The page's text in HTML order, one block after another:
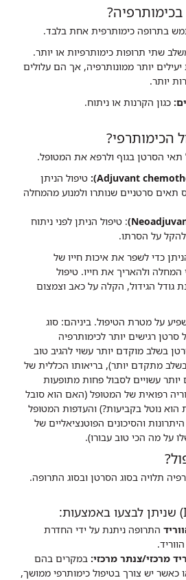
בתרופה כימותרפית אחת בלבד.
שתי תרופות כימותרפיות או יותר.
יעילים יותר ממונותרפיה, אך הם עלולים
יותר.
כגון הקרנות או ניתוח.
הכימותרפי?
הסרטן בגוף ולרפא את המטופל.
טיפול הניתן
תאים סרטניים שנותרו ולמנוע מהמחלה
: טיפול הניתן לפני ניתוח
על הסרתו.
כדי לשפר את איכות חייו של
ולהאריך את חייו. טיפול
גודל הגידול, הקלה על כאב וצמצום
על מטרת הטיפול. ביניהם: סוג
רגישים יותר לכימותרפיה
בשלב מוקדם יותר עשוי להגיב טוב
מתקדם יותר), בריאותו הכללית של
עשויים לסבול פחות מתופעות
רפואית של המטופל (האם הוא סובל
נוטל בקביעות?) והעדפות המטופל
והסיכונים הפוטנציאליים של
על מה הכי טוב עבורו).
תלויה בסוג הסרטן ובסוג התרופה.
התרופה ניתנת על ידי החדרת
מרכזי/צנתר מרכזי: במקרים בהם
כאשר יש צורך בטיפול כימותרפי ממושך,